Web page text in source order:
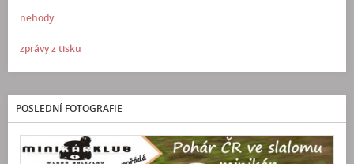
nehody
zprávy z tisku
POSLEDNÍ FOTOGRAFIE